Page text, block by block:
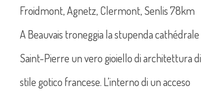
Froidmont, Agnetz, Clermont, Senlis 78km
A Beauvais troneggia la stupenda cathédrale
Saint-Pierre un vero gioiello di architettura di
stile gotico francese. L’interno di un acceso